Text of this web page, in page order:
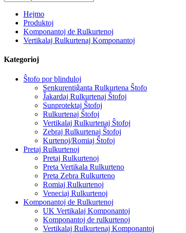
Hejmo
Produktoj
Komponantoj de Rulkurtenoj
Vertikalaj Rulkurtenaj Komponantoj
Kategorioj
Ŝtofo por blinduloj
Senkurentiĝanta Rulkurtena Ŝtofo
Ĵakardaj Rulkurtenaj Ŝtofoj
Sunprotektaj Ŝtofoj
Rulkurtenaj Ŝtofoj
Vertikalaj Rulkurtenaj Ŝtofoj
Zebraj Rulkurtenaj Ŝtofoj
Kurtenoj/Romiaj Ŝtofoj
Pretaj Rulkurtenoj
Pretaj Rulkurtenoj
Preta Vertikala Rulkurteno
Preta Zebra Rulkurteno
Romiaj Rulkurtenoj
Veneciaj Rulkurtenoj
Komponantoj de Rulkurtenoj
UK Vertikalaj Komponantoj
Komponantoj de rulkurtenoj
Vertikalaj Rulkurtenaj Komponantoj